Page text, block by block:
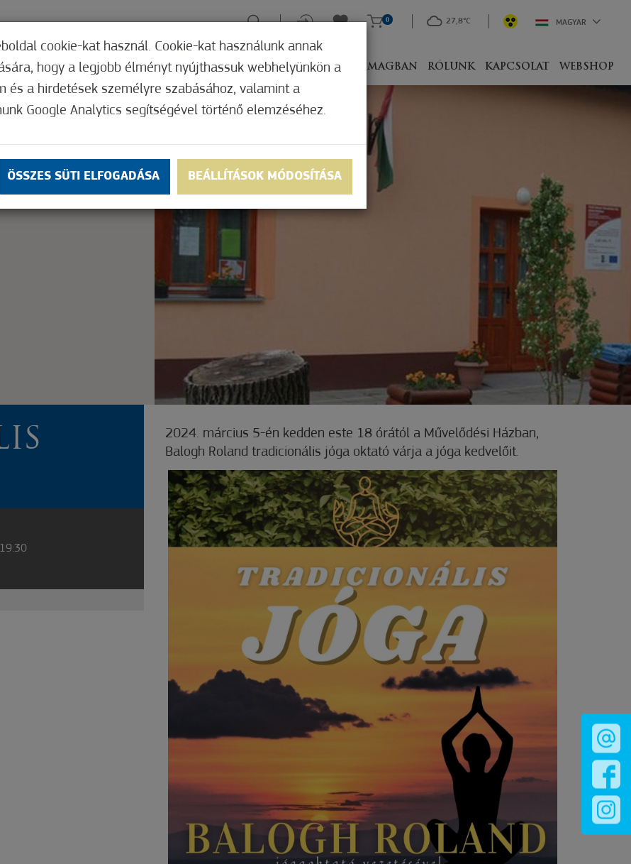
ZÖLD FÓKUSZ GYÓGYHELY MERRE, MIVEL CSOMAGBAN RÓLUNK KAPCSOLAT WEBSHOP
0 27,8°C MAGYAR
OK
2024. március 5-én kedden este 18 órától a Művelődési Házban,
Balogh Roland tradicionális jóga oktató várja a jóga kedvelőit.
cookie-kat használ. Cookie-kat használunk annak
hogy a legjobb élményt nyújthassuk webhelyünkön a
és a hirdetések személyre szabásához, valamint a
Google Analytics segítségével történő elemzéséhez.
ÖSSZES SÜTI ELFOGADÁSA BEÁLLÍTÁSOK MÓDOSÍTÁSA